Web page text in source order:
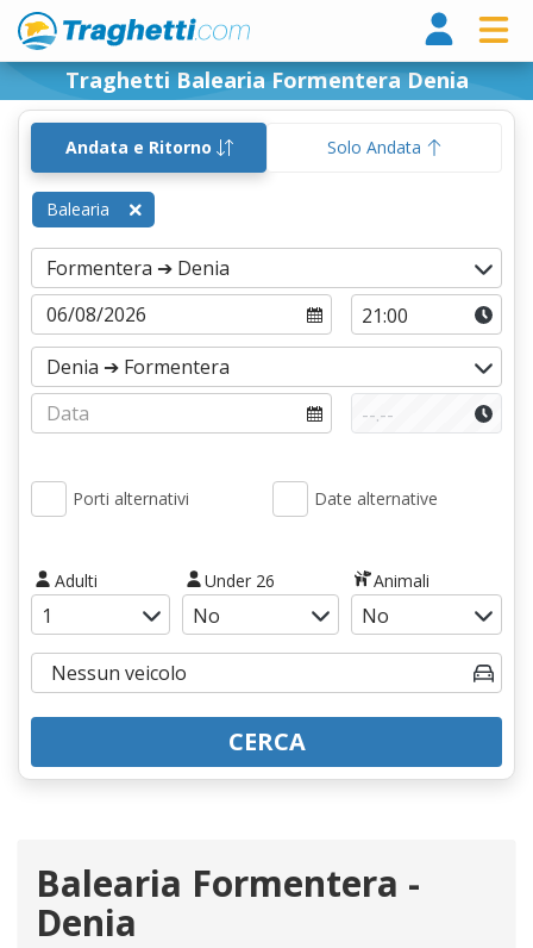
Traghetti Balearia Formentera Denia
Andata e Ritorno Solo Andata
Balearia
Porti alternativi Date alternative
Adulti Under 26 Animali
CERCA
Balearia Formentera -
Denia